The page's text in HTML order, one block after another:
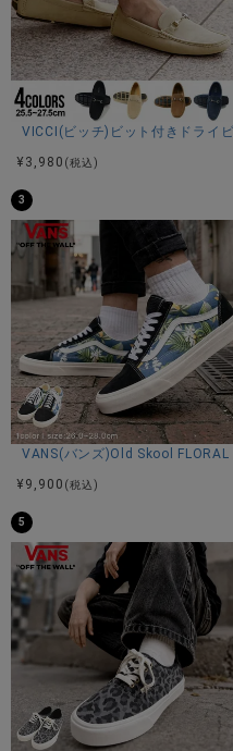
サイズ(cm)
※参考サイズ45の外寸を計測
45(27.5cm)：高さ17ソー
素材
アッパー：合成皮革
ソール：合成素材
カラー展開
ブラック/ホワイト
ブラック
VICCI(ビッチ)ビット付きドライ
¥ 3,980 (税込)
3
VANS(バンズ)Old Skool
¥ 9,900 (税込)
5